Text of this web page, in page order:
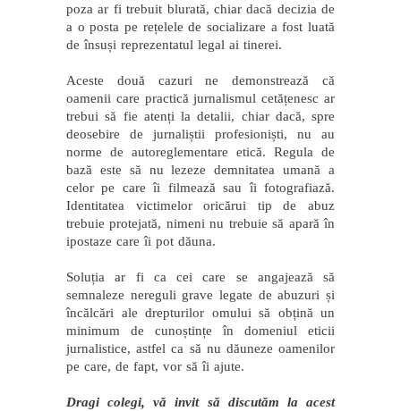
poza ar fi trebuit blurată, chiar dacă decizia de
a o posta pe rețelele de socializare a fost luată
de însuși reprezentatul legal ai tinerei.
Aceste două cazuri ne demonstrează că
oamenii care practică jurnalismul cetățenesc ar
trebui să fie atenți la detalii, chiar dacă, spre
deosebire de jurnaliștii profesioniști, nu au
norme de autoreglementare etică. Regula de
bază este să nu lezeze demnitatea umană a
celor pe care îi filmează sau îi fotografiază.
Identitatea victimelor oricărui tip de abuz
trebuie protejată, nimeni nu trebuie să apară în
ipostaze care îi pot dăuna.
Soluția ar fi ca cei care se angajează să
semnaleze nereguli grave legate de abuzuri și
încălcări ale drepturilor omului să obțină un
minimum de cunoștințe în domeniul eticii
jurnalistice, astfel ca să nu dăuneze oamenilor
pe care, de fapt, vor să îi ajute.
Dragi colegi, vă invit să discutăm la acest